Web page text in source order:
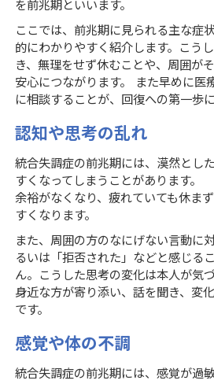
を前兆期といいます。
ここでは、前兆期に見られる主な症
的にわかりやすく紹介します。こう
き、無理をせず休むことや、周囲が
安心につながります。 また早めに医
に相談することが、回復への第一歩
認知や思考の乱れ
統合失調症の前兆期には、漠然とし
すくなってしまうことがあります。
余裕がなくなり、疲れていても休ま
すくなります。
また、周囲の方のなにげない言動に
るいは「拒否された」などと感じる
ん。こうした思考の変化は本人が気
身近な方が寄り添い、話を聞き、変
です。
感覚や体の不調
統合失調症の前兆期には、感覚が過